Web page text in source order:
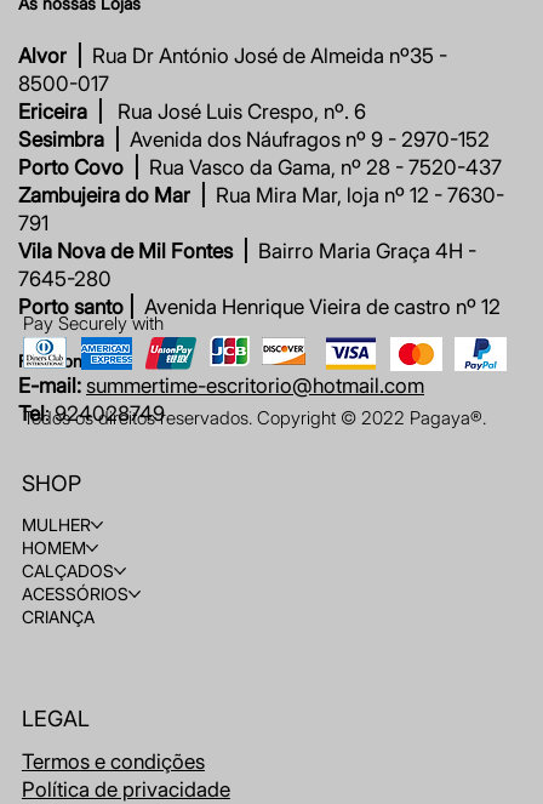
Alvor |
Rua Dr António José de Almeida nº35 -
8500-017
Ericeira |
Rua José Luis Crespo, nº. 6
Sesimbra |
Avenida dos Náufragos nº 9 - 2970-152
Porto Covo |
Rua Vasco da Gama, nº 28 - 7520-437
Zambujeira do Mar |
Rua Mira Mar, loja nº 12 - 7630-
791
Vila Nova de Mil Fontes |
Bairro Maria Graça 4H -
7645-280
Porto santo |
Avenida Henrique Vieira de castro nº 12
Fale connosco
E-mail: summertime-escritorio@hotmail.com
Tel: 924028749
Pay Securely with
Todos os direitos reservados. Copyright © 2022 Pagaya®.
SHOP
MULHER
HOMEM
CALÇADOS
ACESSÓRIOS
CRIANÇA
LEGAL
Termos e condições
Política de privacidade